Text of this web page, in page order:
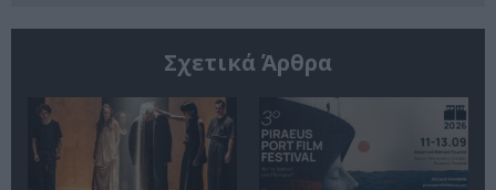
Σχετικά Άρθρα